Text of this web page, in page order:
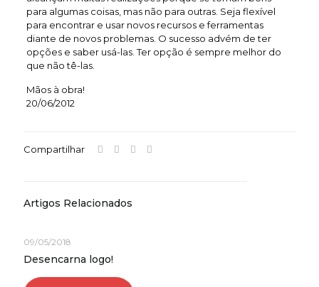
para algumas coisas, mas não para outras. Seja flexível
para encontrar e usar novos recursos e ferramentas
diante de novos problemas. O sucesso advém de ter
opções e saber usá-las. Ter opção é sempre melhor do
que não tê-las.
Mãos à obra!
20/06/2012
Compartilhar
Artigos Relacionados
09/05/2018
Desencarna logo!